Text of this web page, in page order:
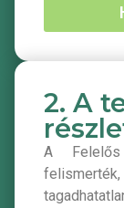
2. A
A Felelős